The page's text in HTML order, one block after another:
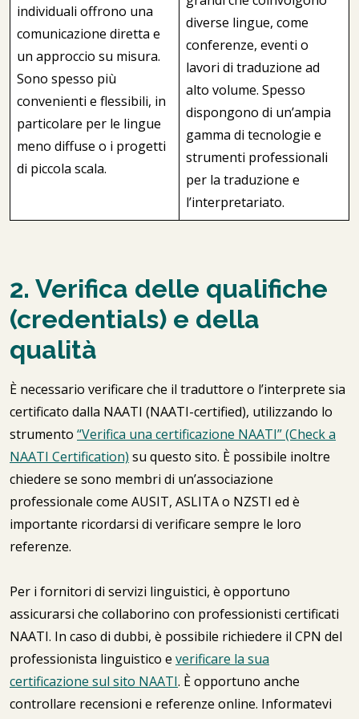
individuali offrono una
comunicazione diretta e
un approccio su misura.
Sono spesso più
convenienti e flessibili, in
particolare per le lingue
meno diffuse o i progetti
di piccola scala.
diverse lingue, come
conferenze, eventi o
lavori di traduzione ad
alto volume. Spesso
dispongono di un’ampia
gamma di tecnologie e
strumenti professionali
per la traduzione e
l’interpretariato.
2. Verifica delle qualifiche
(credentials) e della
qualità
È necessario verificare che il traduttore o l’interprete sia
certificato dalla NAATI (NAATI-certified), utilizzando lo
strumento “Verifica una certificazione NAATI” (Check a
NAATI Certification) su questo sito. È possibile inoltre
chiedere se sono membri di un’associazione
professionale come AUSIT, ASLITA o NZSTI ed è
importante ricordarsi di verificare sempre le loro
referenze.
Per i fornitori di servizi linguistici, è opportuno
assicurarsi che collaborino con professionisti certificati
NAATI. In caso di dubbi, è possibile richiedere il CPN del
professionista linguistico e verificare la sua
certificazione sul sito NAATI. È opportuno anche
controllare recensioni e referenze online. Informatevi